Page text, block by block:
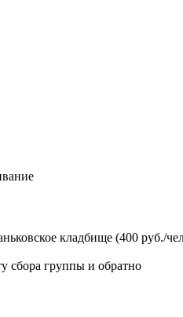
кладбище (400 руб./
сбора группы и обратно